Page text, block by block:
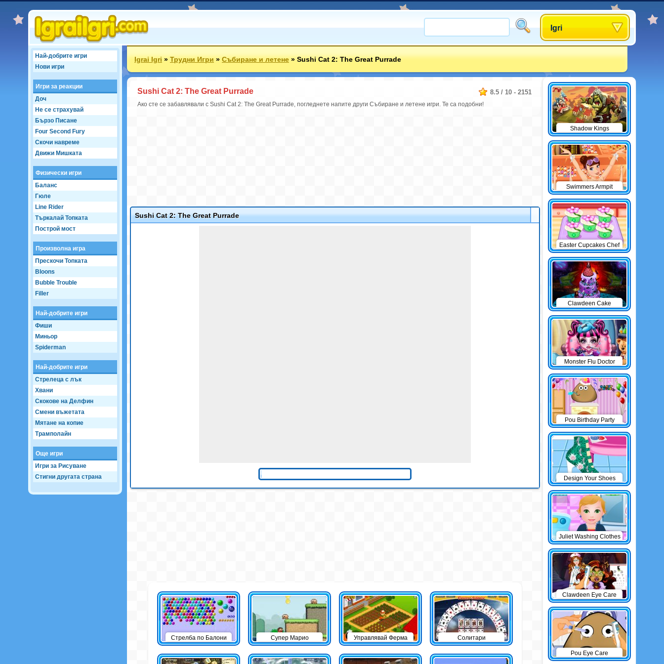
Igri
Най-добрите игри
Нови игри
Игри за реакции
Доч
Не се страхувай
Бързо Писане
Four Second Fury
Скочи навреме
Движи Мишката
Физически игри
Баланс
Гюле
Line Rider
Търкалай Топката
Построй мост
Произволна игра
Прескочи Топката
Bloons
Bubble Trouble
Filler
Най-добрите игри
Фиши
Миньор
Spiderman
Най-добрите игри
Стрелеца с лък
Хвани
Скокове на Делфин
Смени въжетата
Мятане на копие
Трамполайн
Още игри
Игри за Рисуване
Стигни другата страна
Igrai Igri»Трудни Игри»Събиране и летене»Sushi Cat 2: The Great Purrade
8.5 / 10 - 2151
Sushi Cat 2: The Great Purrade
Ако сте се забавлявали с Sushi Cat 2: The Great Purrade, погледнете напите други Събиране и летене игри. Те са подобни!
Sushi Cat 2: The Great Purrade
Стрелба по Балони Супер Марио Управлявай Ферма Солитари
Shadow Kings
Swimmers Armpit
Easter Cupcakes Chef
Clawdeen Cake
Monster Flu Doctor
Pou Birthday Party
Design Your Shoes
Juliet Washing Clothes
Clawdeen Eye Care
Pou Eye Care